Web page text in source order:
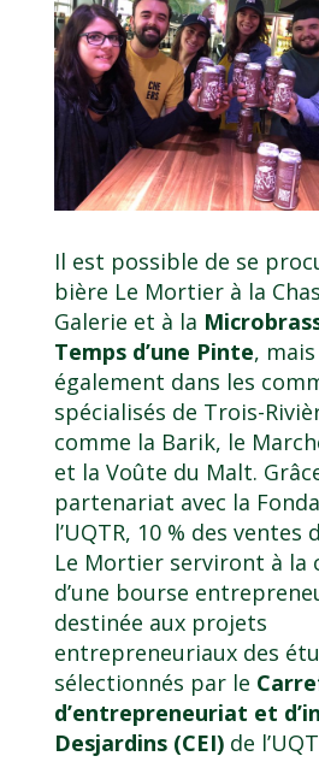
Il est possible de se
bière Le Mortier à la
Galerie et à la
Temps d’une Pinte, mais
également dans les
spécialisés de Trois-
comme la Barik, le
et la Voûte du Malt.
partenariat avec la
l’UQTR, 10 % des ventes
Le Mortier serviront à la
d’une bourse
destinée aux projets
entrepreneuriaux des
sélectionnés par le
d’entrepreneuriat et
Desjardins (CEI)de